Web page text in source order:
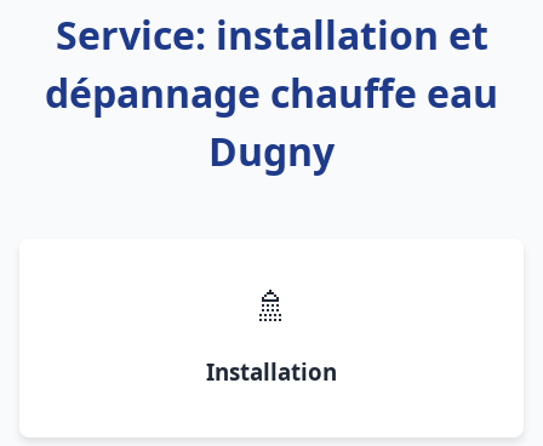
Service: installation et
dépannage chauffe eau
Dugny
🚿
Installation